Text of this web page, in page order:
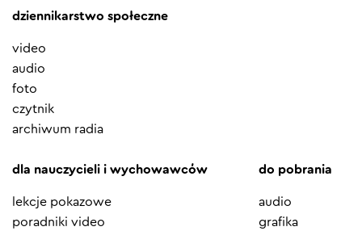
dziennikarstwo społeczne
video
audio
foto
czytnik
archiwum radia
dla nauczycieli i wychowawców
lekcje pokazowe
poradniki video
do pobrania
audio
grafika